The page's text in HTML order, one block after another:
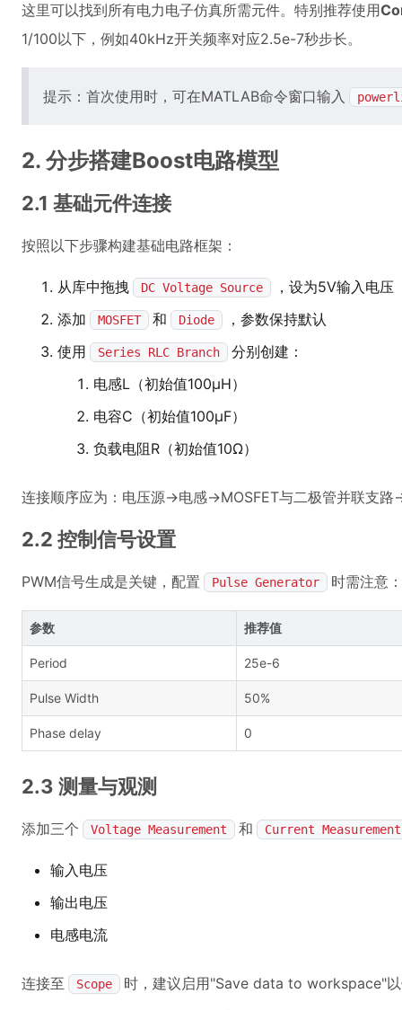
这里可以找到所有电力电子仿真所需元件。特别推荐使用
1/100以下，例如40kHz开关频率对应2.5e-7秒步长。
提示：首次使用时，可在MATLAB命令窗口输入
2. 分步搭建Boost电路模型
2.1 基础元件连接
按照以下步骤构建基础电路框架：
从库中拖拽 DC Voltage Source
，设为5V输入电压
添加
MOSFET 和 Diode
，参数保持默认
使用
Series RLC Branch
分别创建：
电感L（初始值100μH）
电容C（初始值100μF）
负载电阻R（初始值10Ω）
连接顺序应为：电压源→电感→MOSFET与二极管并联支路
2.2 控制信号设置
PWM信号生成是关键，配置 Pulse Generator 时需注意：
参数 推荐值
Period 25e-6
Pulse Width 50%
Phase delay 0
2.3 测量与观测
添加三个 Voltage Measurement 和 Current Measurement
输入电压
输出电压
电感电流
连接至 Scope 时，建议启用"Save data to workspace"